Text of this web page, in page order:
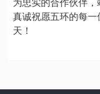
真诚祝愿五环的每
天！